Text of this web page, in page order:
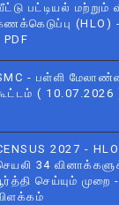
பட்டியல் மற்றும்
(HLO)
PDF
- பள்ளி
(
2027 -
34
செய்யும் முறை